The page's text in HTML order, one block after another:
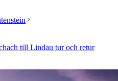
till Lindau tur och retur